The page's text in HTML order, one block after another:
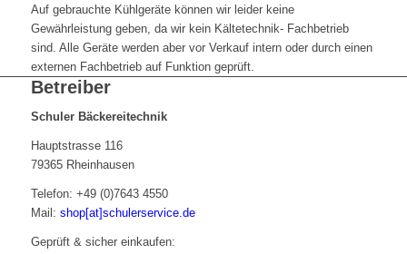
Auf gebrauchte Kühlgeräte können wir leider keine
Gewährleistung geben, da wir kein Kältetechnik- Fachbetrieb
sind. Alle Geräte werden aber vor Verkauf intern oder durch einen
externen Fachbetrieb auf Funktion geprüft.
Betreiber
Schuler Bäckereitechnik
Hauptstrasse 116
79365 Rheinhausen
Telefon: +49 (0)7643 4550
Mail: shop[at]schulerservice.de
Geprüft & sicher einkaufen: